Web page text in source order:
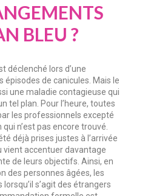
BLEU ?
déclenché lors d’une
épisodes de canicules. Mais le
une maladie contagieuse qui
tel plan. Pour l’heure, toutes
les professionnels excepté
n’est pas encore trouvé.
déjà prises justes à l’arrivée
vient accentuer davantage
de leurs objectifs. Ainsi, en
des personnes âgées, les
s’agit des étrangers